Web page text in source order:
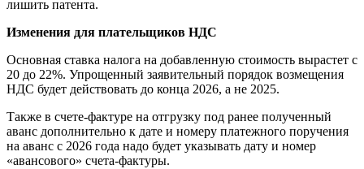
лишить патента.
Изменения для плательщиков НДС
Основная ставка налога на добавленную стоимость вырастет с
20 до 22%. Упрощенный заявительный порядок возмещения
НДС будет действовать до конца 2026, а не 2025.
Также в счете-фактуре на отгрузку под ранее полученный
аванс дополнительно к дате и номеру платежного поручения
на аванс с 2026 года надо будет указывать дату и номер
«авансового» счета-фактуры.